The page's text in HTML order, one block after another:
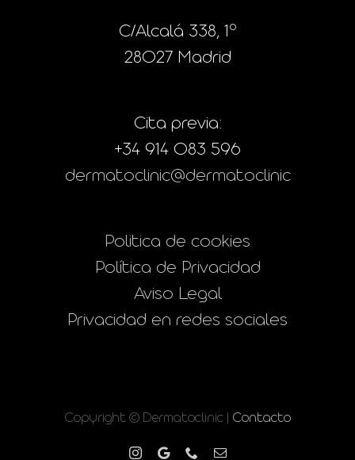
C/Alcalá 338, 1º
28027 Madrid
Cita previa:
+34 914 083 596
dermatoclinic@dermatoclinic
Politica de cookies
Política de Privacidad
Aviso Legal
Privacidad en redes sociales
Copyright © Dermatoclinic | Contacto
Instagram
Google PhoneCorreo